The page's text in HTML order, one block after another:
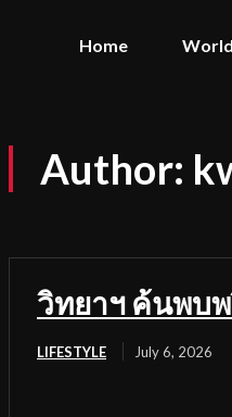
Home World
Author:
วิทยาฯ ค้นพบ
LIFESTYLE July 6, 2026